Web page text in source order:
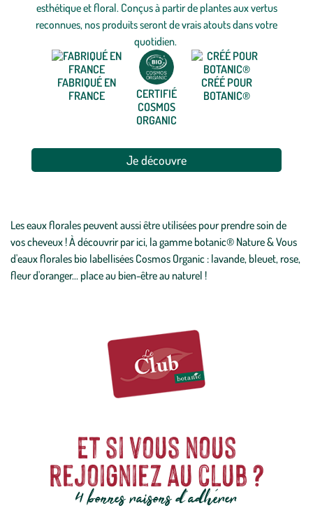
esthétique et floral. Conçus à partir de plantes aux vertus
reconnues, nos produits seront de vrais atouts dans votre
quotidien.
FABRIQUÉ EN
FRANCE
CERTIFIÉ
COSMOS
ORGANIC
CRÉÉ POUR
BOTANIC®
Je découvre
Les eaux florales peuvent aussi être utilisées pour prendre soin de
vos cheveux ! À découvrir par ici, la gamme botanic® Nature & Vous
d'eaux florales bio labellisées Cosmos Organic : lavande, bleuet, rose,
fleur d'oranger... place au bien-être au naturel !
Et si vous nous
rejoigniez au club ?
4 bonnes raisons d'adhérer